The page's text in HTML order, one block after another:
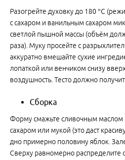
Разогрейте духовку до 180 °C
с сахаром и ванильным сахаром
светлой пышной массы (объём
раза). Муку просейте с
аккуратно вмешайте сухие
лопаткой или венчиком снизу
воздушность. Тесто должно
Сборка
Форму смажьте сливочным маслом
сахаром или мукой (это даст
дно примерно половину яблок.
Сверху равномерно распределите